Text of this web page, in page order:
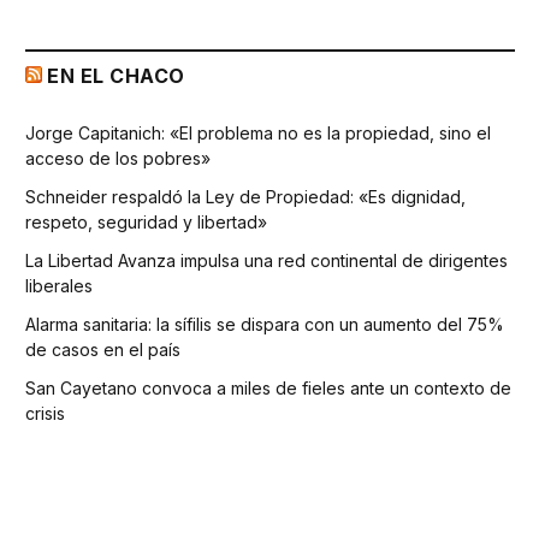
EN EL CHACO
Jorge Capitanich: «El problema no es la propiedad, sino el
acceso de los pobres»
Schneider respaldó la Ley de Propiedad: «Es dignidad,
respeto, seguridad y libertad»
La Libertad Avanza impulsa una red continental de dirigentes
liberales
Alarma sanitaria: la sífilis se dispara con un aumento del 75%
de casos en el país
San Cayetano convoca a miles de fieles ante un contexto de
crisis